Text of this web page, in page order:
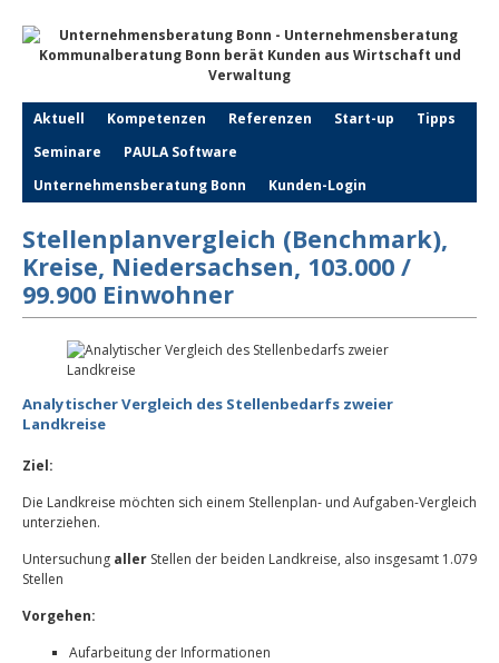
Aktuell Kompetenzen Referenzen Start-up
Tipps
Seminare
PAULA Software
Unternehmensberatung Bonn
Kunden-Login
Stellenplanvergleich (Benchmark),
Kreise, Niedersachsen, 103.000 /
99.900 Einwohner
Analytischer Vergleich des Stellenbedarfs zweier
Landkreise
Ziel:
Die Landkreise möchten sich einem Stellenplan- und Aufgaben-Vergleich
unterziehen.
Untersuchung aller Stellen der beiden Landkreise, also insgesamt 1.079
Stellen
Vorgehen:
Aufarbeitung der Informationen